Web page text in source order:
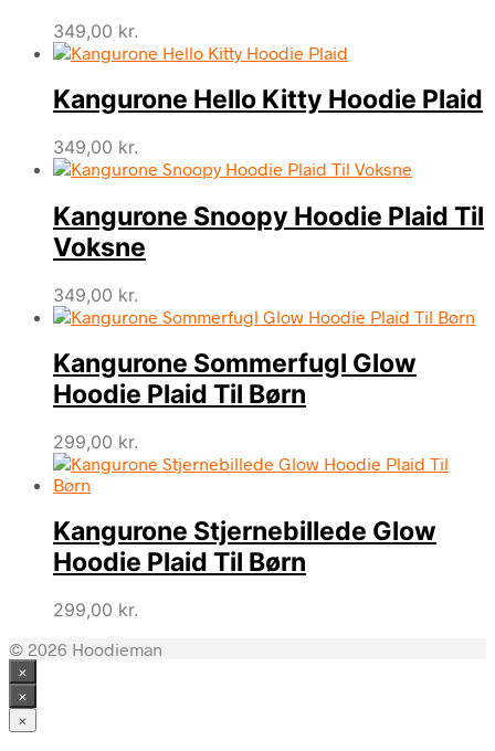
349,00 kr.
Kangurone Hello Kitty Hoodie Plaid
349,00 kr.
Kangurone Snoopy Hoodie Plaid Til
Voksne
349,00 kr.
Kangurone Sommerfugl Glow
Hoodie Plaid Til Børn
299,00 kr.
Kangurone Stjernebillede Glow
Hoodie Plaid Til Børn
299,00 kr.
© 2026 Hoodieman
×
×
×